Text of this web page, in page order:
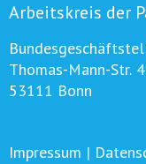
Arbeitskreis der
Thomas-Mann-Str.
53111 Bonn
Impressum |